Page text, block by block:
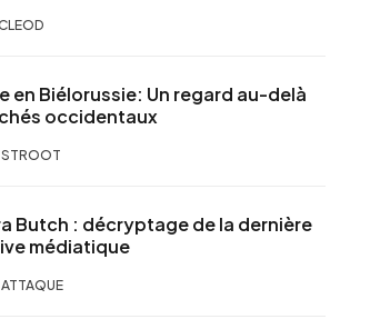
en Biélorussie: Un regard au-delà
occidentaux
STROOT
Butch : décryptage de la dernière
médiatique